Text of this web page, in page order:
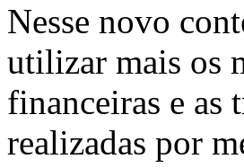
Nesse novo
utilizar mais os
financeiras e as
realizadas por